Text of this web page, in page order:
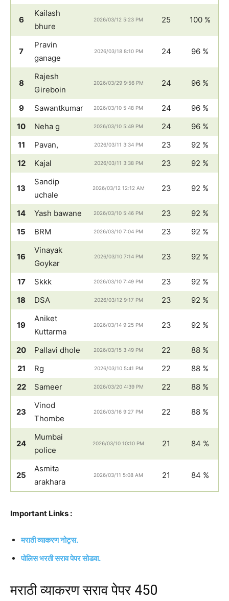
6
Kailash
bhure
2026/03/12 5:23 PM 25 100 %
7
Pravin
ganage
2026/03/18 8:10 PM 24 96 %
8
Rajesh
Gireboin
2026/03/29 9:56 PM 24 96 %
9 Sawantkumar 2026/03/10 5:48 PM 24
96 %
10
Neha g 2026/03/10 5:49 PM 24
96 %
11
Pavan, 2026/03/11 3:34 PM 23
92 %
12
Kajal 2026/03/11 3:38 PM 23 92 %
13
Sandip
uchale
2026/03/12 12:12 AM 23 92 %
14 Yash bawane 2026/03/10 5:46 PM 23
92 %
15
BRM 2026/03/10 7:04 PM 23 92 %
16
Vinayak
Goykar
2026/03/10 7:14 PM 23 92 %
17 Skkk 2026/03/10 7:49 PM 23
92 %
18
DSA 2026/03/12 9:17 PM 23 92 %
19
Aniket
Kuttarma
2026/03/14 9:25 PM 23 92 %
20 Pallavi dhole 2026/03/15 3:49 PM 22
88 %
21
Rg 2026/03/10 5:41 PM 22
88 %
22
Sameer 2026/03/20 4:39 PM 22 88 %
23
Vinod
Thombe
2026/03/16 9:27 PM 22 88 %
24
Mumbai
police
2026/03/10 10:10 PM 21 84 %
25
Asmita
arakhara
2026/03/11 5:08 AM 21 84 %
Important Links :
मराठी व्याकरण नोटृस.
पोलिस भरती सराव पेपर सोडवा.
मराठी व्याकरण सराव पेपर 450